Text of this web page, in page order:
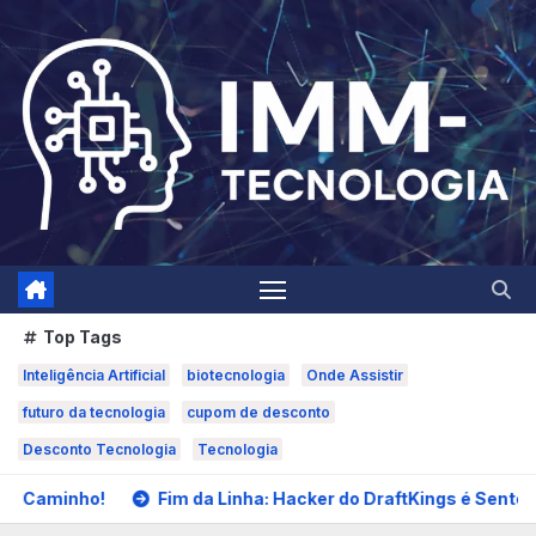
to
content
Top Tags
Inteligência Artificial biotecnologia Onde Assistir
futuro da tecnologia cupom de desconto
Desconto Tecnologia Tecnologia
da Linha: Hacker do DraftKings é Sentenciado à Prisão